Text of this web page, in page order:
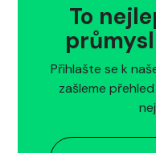
To
Přihlašte se k
zašleme